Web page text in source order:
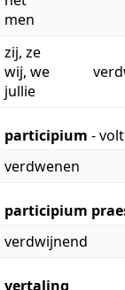
men
zij, ze
wij, we
jullie
participium -
verdwenen
participium
verdwijnend
vertaling